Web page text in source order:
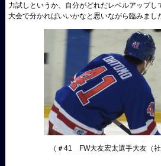
力試しというか、自分がどれだレベルアップ
大会で分かればいいかなと思いながら臨みまし
（＃41 FW大友宏太選手大友（社